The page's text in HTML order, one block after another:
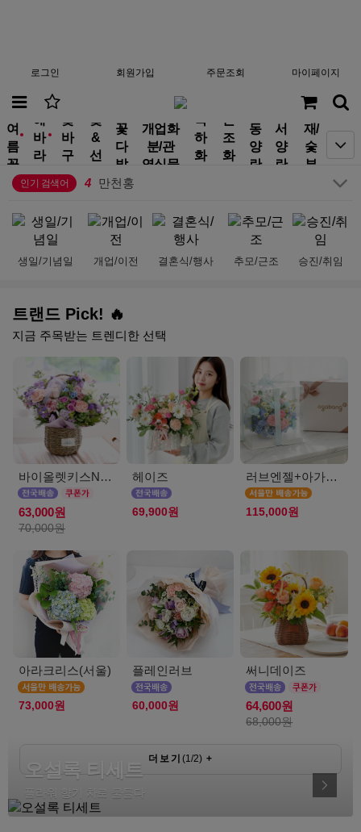
로그인 회원가입 주문조회 마이페이지
new
여
름
꽃
new
해
바
라
기
꽃
바
구
니
꽃
&
선
꽃
다
발
개업화
분/관
엽식물
축
하
화
근
조
화
동
양
란
서
양
란
분
재/
숯
부
인기 검색어
생일
금전수
기념일
4 만천홍
6 결혼식
플랜테리어
수국
1
생일
생일/기념일 개업/이전 결혼식/행사 추모/근조 승진/취임
트랜드 Pick! 🔥
지금 주목받는 트렌디한 선택
바이올렛키스NEW
63,000원
70,000원
헤이즈
69,900원
러브엔젤+아가방딸랑이(서울)
115,000원
아라크리스(서울)
73,000원
플레인러브
60,000원
써니데이즈
64,600원
68,000원
더보기 (1 /2)+
오설록 티세트
플라워 향기 차로 물들다